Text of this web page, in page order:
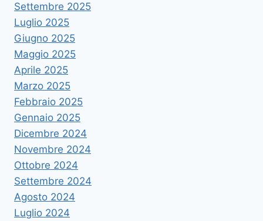
Settembre 2025
Luglio 2025
Giugno 2025
Maggio 2025
Aprile 2025
Marzo 2025
Febbraio 2025
Gennaio 2025
Dicembre 2024
Novembre 2024
Ottobre 2024
Settembre 2024
Agosto 2024
Luglio 2024